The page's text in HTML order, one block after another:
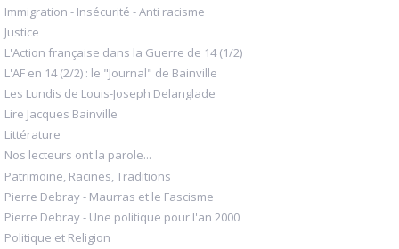
Immigration - Insécurité - Anti racisme
Justice
L'Action française dans la Guerre de 14 (1/2)
L'AF en 14 (2/2) : le "Journal" de Bainville
Les Lundis de Louis-Joseph Delanglade
Lire Jacques Bainville
Littérature
Nos lecteurs ont la parole...
Patrimoine, Racines, Traditions
Pierre Debray - Maurras et le Fascisme
Pierre Debray - Une politique pour l'an 2000
Politique et Religion